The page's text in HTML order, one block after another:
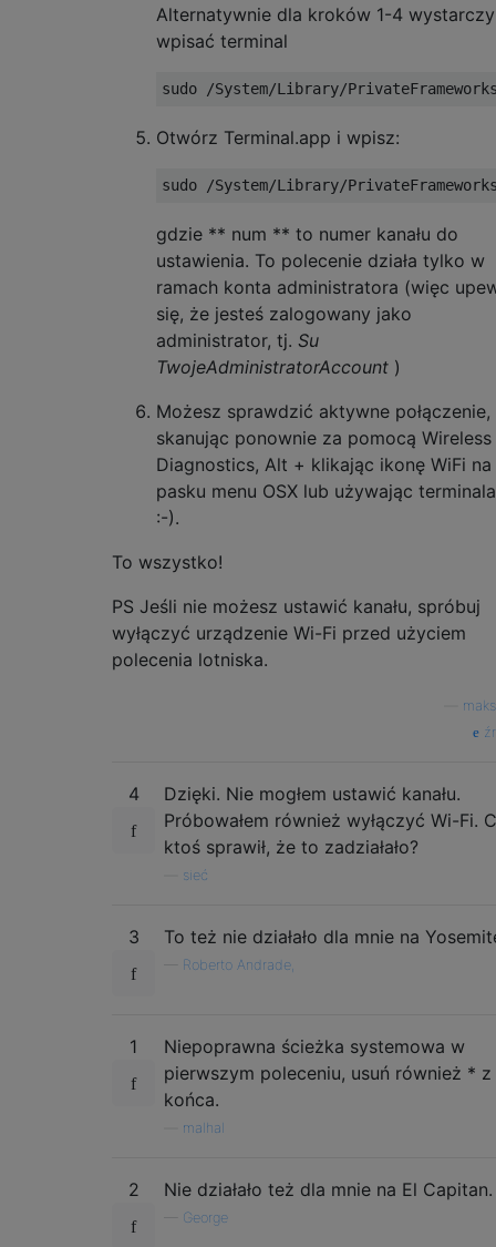
Alternatywnie dla kroków 1-4 wystarczy
wpisać terminal
Otwórz Terminal.app i wpisz:
gdzie ** num ** to numer kanału do
ustawienia. To polecenie działa tylko w
ramach konta administratora (więc
się, że jesteś zalogowany jako
administrator, tj. Su
TwojeAdministratorAccount )
Możesz sprawdzić aktywne połączenie,
skanując ponownie za pomocą Wireless
Diagnostics, Alt + klikając ikonę WiFi na
pasku menu OSX lub używając terminala
:-).
To wszystko!
PS Jeśli nie możesz ustawić kanału, spróbuj
wyłączyć urządzenie Wi-Fi przed użyciem
polecenia lotniska.
4
Dzięki. Nie mogłem ustawić kanału.
Próbowałem również wyłączyć Wi-Fi.
ktoś sprawił, że to zadziałało?
sieć
3 To też nie działało dla mnie na
Roberto Andrade,
1
Niepoprawna ścieżka systemowa w
pierwszym poleceniu, usuń również * z
końca.
malhal
2 Nie działało też dla mnie na El Capitan.
George